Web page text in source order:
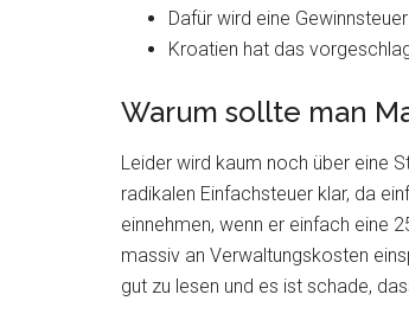
Dafür wird eine
Kroatien hat das
Warum sollte man
Leider wird kaum noch über eine
radikalen Einfachsteuer klar, da
einnehmen, wenn er einfach eine
massiv an Verwaltungskosten
gut zu lesen und es ist schade,